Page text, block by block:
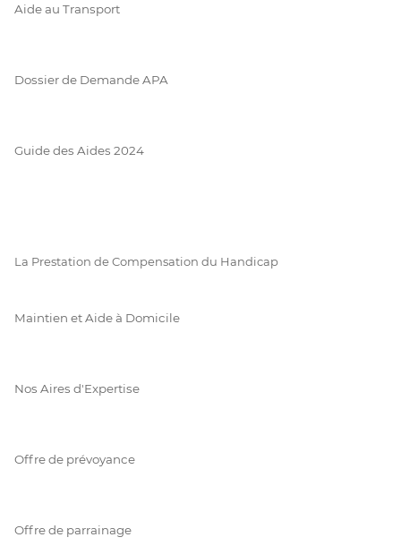
Aide au Transport
Dossier de Demande APA
Guide des Aides 2024
La Prestation de Compensation du Handicap
Maintien et Aide à Domicile
Nos Aires d'Expertise
Offre de prévoyance
Offre de parrainage